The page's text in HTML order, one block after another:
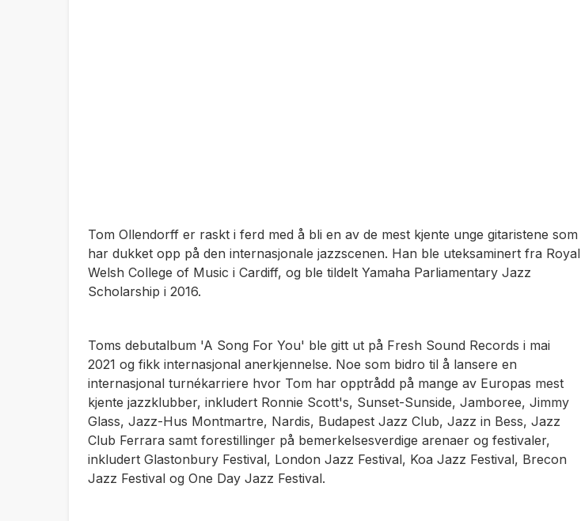
Tom Ollendorff er raskt i ferd med å bli en av de mest kjente unge gitaristene som
har dukket opp på den internasjonale jazzscenen. Han ble uteksaminert fra Royal
Welsh College of Music i Cardiff, og ble tildelt Yamaha Parliamentary Jazz
Scholarship i 2016.
Toms debutalbum 'A Song For You' ble gitt ut på Fresh Sound Records i mai
2021 og fikk internasjonal anerkjennelse. Noe som bidro til å lansere en
internasjonal turnékarriere hvor Tom har opptrådd på mange av Europas mest
kjente jazzklubber, inkludert Ronnie Scott's, Sunset-Sunside, Jamboree, Jimmy
Glass, Jazz-Hus Montmartre, Nardis, Budapest Jazz Club, Jazz in Bess, Jazz
Club Ferrara samt forestillinger på bemerkelsesverdige arenaer og festivaler,
inkludert Glastonbury Festival, London Jazz Festival, Koa Jazz Festival, Brecon
Jazz Festival og One Day Jazz Festival.